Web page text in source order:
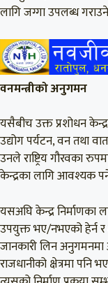
लागि जग्गा उपलब्ध
वनमन्त्रीको अनुगमन
यसैबीच उक्त प्रशोधन
उद्योग पर्यटन, वन तथा
उनले राष्ट्रिय गौरवका
केन्द्रका लागि आवश्यक
यसअघि केन्द्र निर्माणका
उपयुक्त भए/नभएको हेर्न र
जानकारी लिन
राजधानीको क्षेत्रमा पनि